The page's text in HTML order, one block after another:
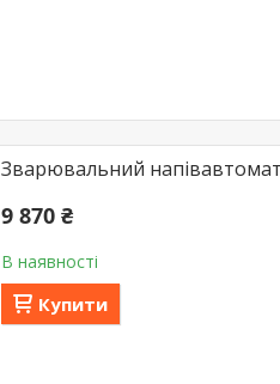
Зварювальний
9 870 ₴
В наявності
Купити